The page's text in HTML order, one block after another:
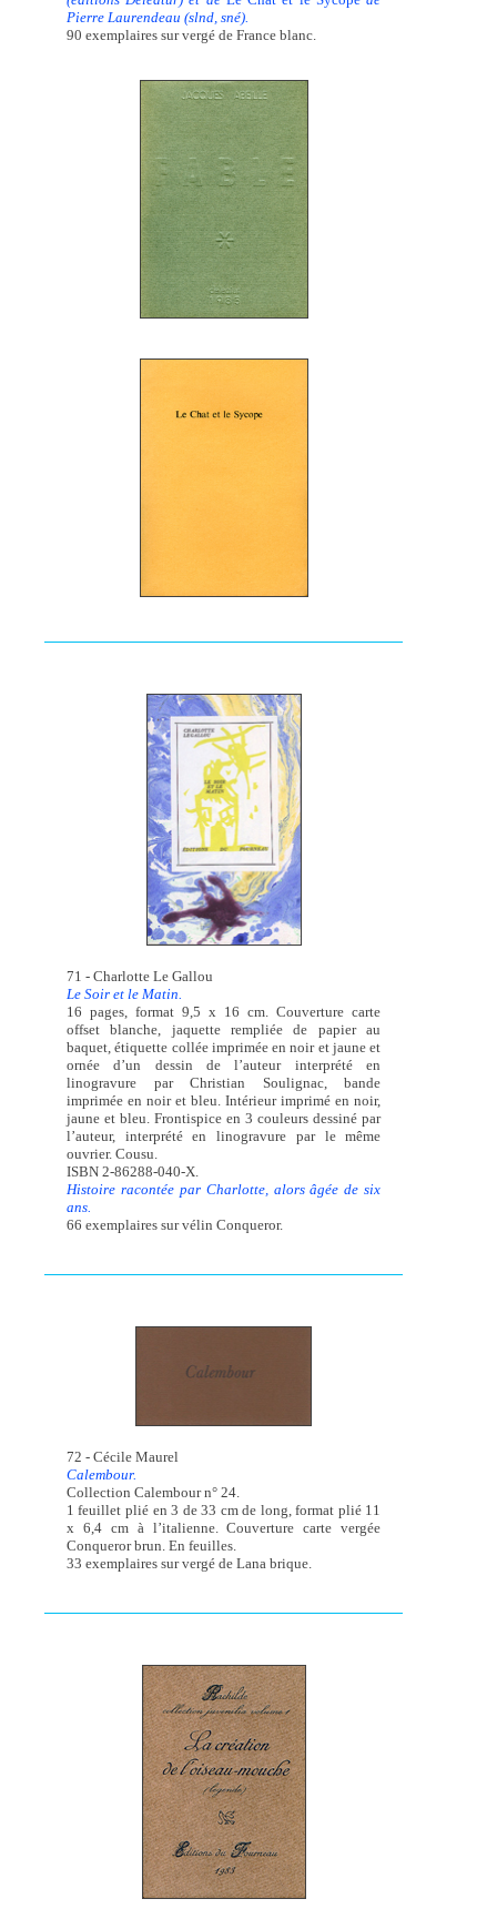
Pierre Laurendeau (slnd, sné).
90 exemplaires sur vergé de France blanc.
71 - Charlotte Le Gallou
Le Soir et le Matin.
16 pages, format 9,5 x 16 cm. Couverture carte
offset blanche, jaquette rempliée de papier au
baquet, étiquette collée imprimée en noir et jaune et
ornée d’un dessin de l’auteur interprété en
linogravure par Christian Soulignac, bande
imprimée en noir et bleu. Intérieur imprimé en noir,
jaune et bleu. Frontispice en 3 couleurs dessiné par
l’auteur, interprété en linogravure par le même
ouvrier. Cousu.
ISBN 2-86288-040-X.
Histoire racontée par Charlotte, alors âgée de six
ans.
66 exemplaires sur vélin Conqueror.
72 - Cécile Maurel
Calembour.
Collection Calembour n° 24.
1 feuillet plié en 3 de 33 cm de long, format plié 11
x 6,4 cm à l’italienne. Couverture carte vergée
Conqueror brun. En feuilles.
33 exemplaires sur vergé de Lana brique.